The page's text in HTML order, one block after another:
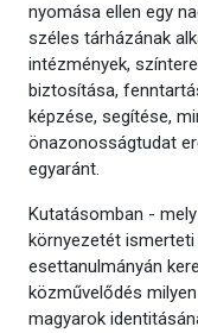
nyomása ellen egy
széles tárházának
intézmények,
biztosítása,
képzése, segítése,
önazonosságtudat
egyaránt.
Kutatásomban -
környezetét ismerteti
esettanulmányán
közművelődés
magyarok